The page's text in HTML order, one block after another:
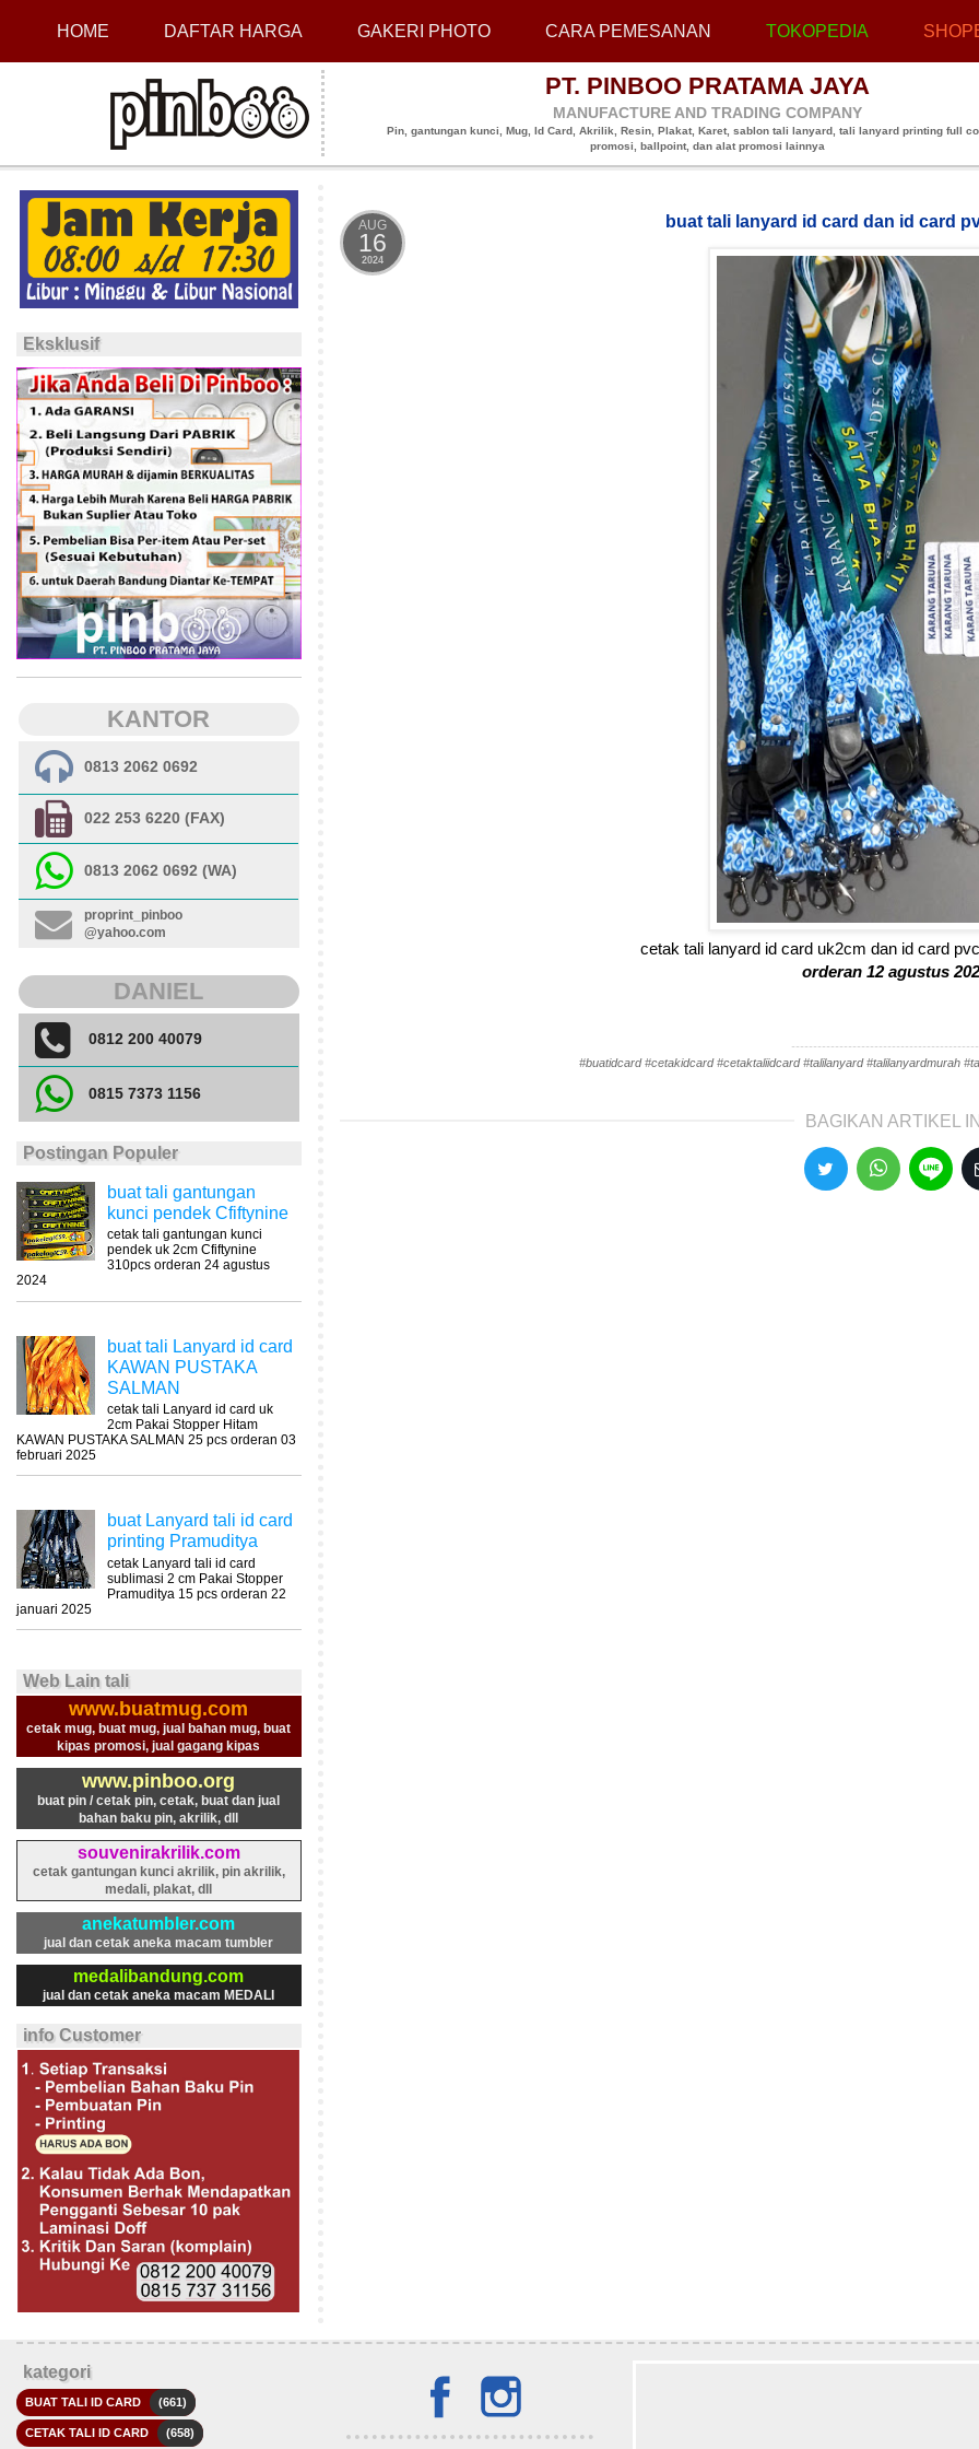
HOME DAFTAR HARGA GAKERI PHOTO CARA PEMESANAN TOKOPEDIA
PT. PINBOO PRATAMA JAYA
MANUFACTURE AND TRADING COMPANY
Pin, gantungan kunci, Mug, Id Card, Akrilik, Resin, Plakat, Karet, sablon tali lanyard, tali lanyard printing full
promosi, ballpoint, dan alat promosi lainnya
Eksklusif
KANTOR
0813 2062 0692
022 253 6220 (FAX)
0813 2062 0692 (WA)
proprint_pinboo
@yahoo.com
DANIEL
0812 200 40079
0815 7373 1156
Postingan Populer
buat tali gantungan
kunci pendek Cfiftynine
cetak tali gantungan kunci
pendek uk 2cm Cfiftynine
310pcs orderan 24 agustus
2024
buat tali Lanyard id card
KAWAN PUSTAKA
SALMAN
cetak tali Lanyard id card uk
2cm Pakai Stopper Hitam
KAWAN PUSTAKA SALMAN 25 pcs orderan 03
februari 2025
buat Lanyard tali id card
printing Pramuditya
cetak Lanyard tali id card
sublimasi 2 cm Pakai Stopper
Pramuditya 15 pcs orderan 22
januari 2025
Web Lain tali
www.buatmug.com
cetak mug, buat mug, jual bahan mug, buat
kipas promosi, jual gagang kipas
www.pinboo.org
buat pin / cetak pin, cetak, buat dan jual
bahan baku pin, akrilik, dll
souvenirakrilik.com
cetak gantungan kunci akrilik, pin akrilik,
medali, plakat, dll
anekatumbler.com
jual dan cetak aneka macam tumbler
medalibandung.com
jual dan cetak aneka macam MEDALI
info Customer
AUG
16
2024
buat tali lanyard id card dan id card
cetak tali lanyard id card uk2cm dan id card
orderan 12 agustus
#buatidcard #cetakidcard #cetaktaliidcard #talilanyard #talilanyardmurah
BAGIKAN ARTIKEL INI
kategori
BUAT TALI ID CARD (661)
CETAK TALI ID CARD (658)